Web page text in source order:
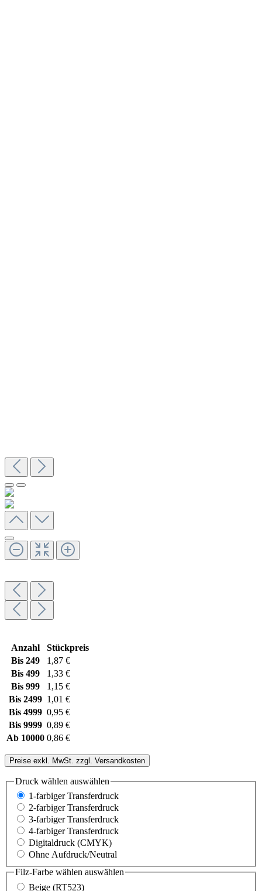
Anzahl
Stückpreis
Bis 249
1,87 €
Bis 499
1,33 €
Bis 999
1,15 €
Bis 2499 1,01 €
Bis 4999 0,95 €
Bis 9999 0,89 €
Ab 10000 0,86 €
Preise exkl. MwSt. zzgl. Versandkosten
Druck wählen auswählen
1-farbiger Transferdruck
2-farbiger Transferdruck
3-farbiger Transferdruck
4-farbiger Transferdruck
Digitaldruck (CMYK)
Ohne Aufdruck/Neutral
Filz-Farbe wählen auswählen
Beige (RT523)